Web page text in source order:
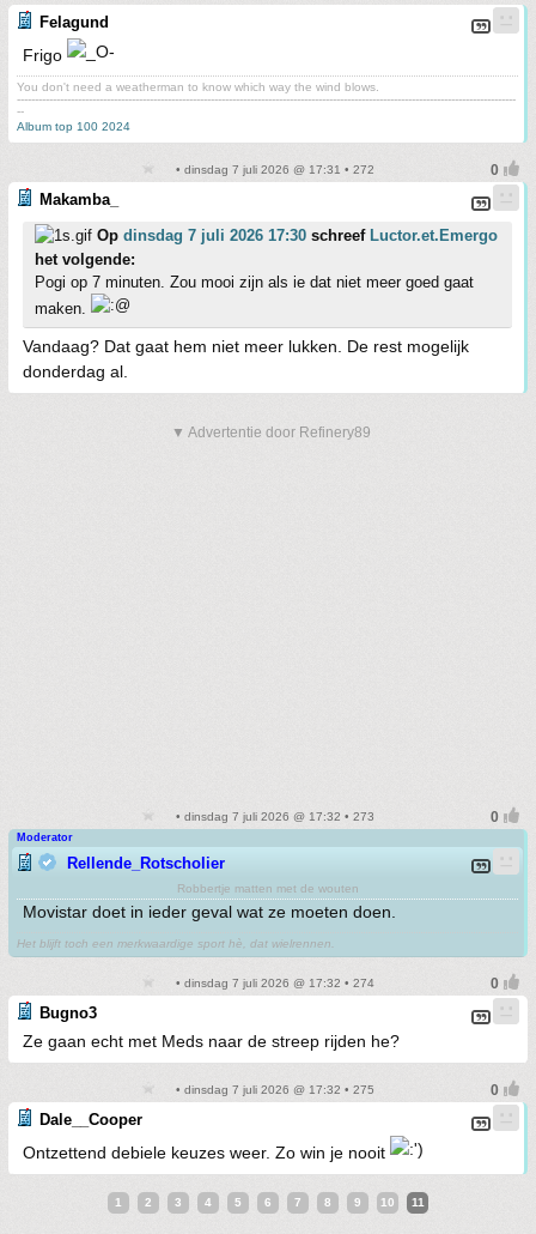
Felagund
Frigo
You don't need a weatherman to know which way the wind blows.
-------------------------------------------------------------------------------------------------------------------------------------------
--
Album top 100 2024
• dinsdag 7 juli 2026 @ 17:31 • 272
Makamba_
Op dinsdag 7 juli 2026 17:30 schreef Luctor.et.Emergo
het volgende:
Pogi op 7 minuten. Zou mooi zijn als ie dat niet meer goed gaat
maken.
Vandaag? Dat gaat hem niet meer lukken. De rest mogelijk
donderdag al.
▼ Advertentie door Refinery89
• dinsdag 7 juli 2026 @ 17:32 • 273
Moderator
Rellende_Rotscholier
Robbertje matten met de wouten
Movistar doet in ieder geval wat ze moeten doen.
Het blijft toch een merkwaardige sport hè, dat wielrennen.
• dinsdag 7 juli 2026 @ 17:32 • 274
Bugno3
Ze gaan echt met Meds naar de streep rijden he?
• dinsdag 7 juli 2026 @ 17:32 • 275
Dale__Cooper
Ontzettend debiele keuzes weer. Zo win je nooit
1 2 3 4 5 6 7 8 9 10 11